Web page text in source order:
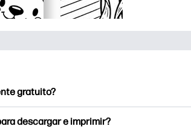
gratuito?
descargar e imprimir?